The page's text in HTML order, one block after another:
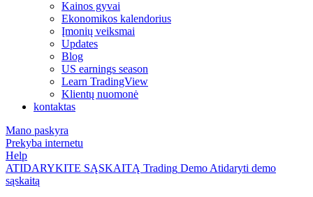
Kainos gyvai
Ekonomikos kalendorius
Įmonių veiksmai
Updates
Blog
US earnings season
Learn TradingView
Klientų nuomonė
kontaktas
Mano paskyra
Prekyba internetu
Help
ATIDARYKITE SĄSKAITĄ Trading Demo Atidaryti demo
sąskaitą